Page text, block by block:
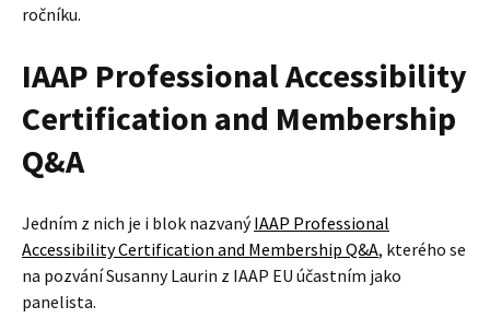
ročníku.
IAAP Professional Accessibility
Certification and Membership
Q&A
Jedním z nich je i blok nazvanýIAAP Professional
Accessibility Certification and Membership Q&A, kterého se
na pozvání Susanny Laurin z IAAP EU účastním jako
panelista.